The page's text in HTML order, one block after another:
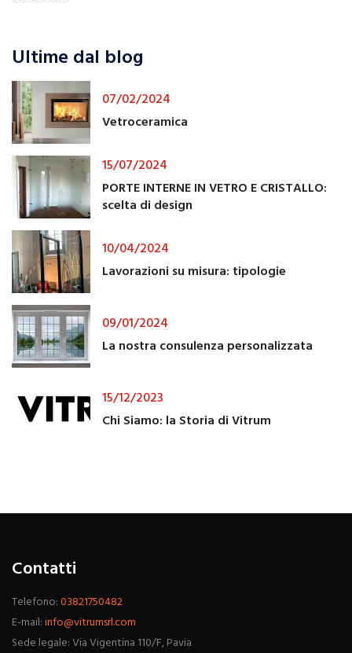
Ultime dal blog
07/02/2024
Vetroceramica
15/07/2024
PORTE INTERNE IN VETRO E CRISTALLO:
scelta di design
10/04/2024
Lavorazioni su misura: tipologie
09/01/2024
La nostra consulenza personalizzata
15/12/2023
Chi Siamo: la Storia di Vitrum
Contatti
Telefono:03821750482
E-mail:info@vitrumsrl.com
Sede legale: Via Vigentina 110/F, Pavia